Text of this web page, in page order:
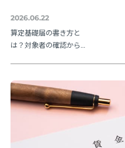
2026.06.22
算定基礎届の書き方と
は？対象者の確認から
版】